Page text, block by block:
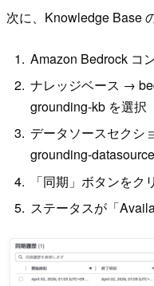
次に、Knowledge Base
Amazon Bedrock コ
ナレッジベース →
grounding-kb を選択
データソースセクシ
grounding-
「同期」ボタンをク
ステータスが「